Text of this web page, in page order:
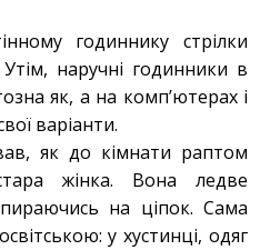
годиннику стрілки
наручні годинники в
як, а на комп’ютерах і
варіанти.
як до кімнати раптом
жінка. Вона ледве
на ціпок. Сама
у хустинці, одяг